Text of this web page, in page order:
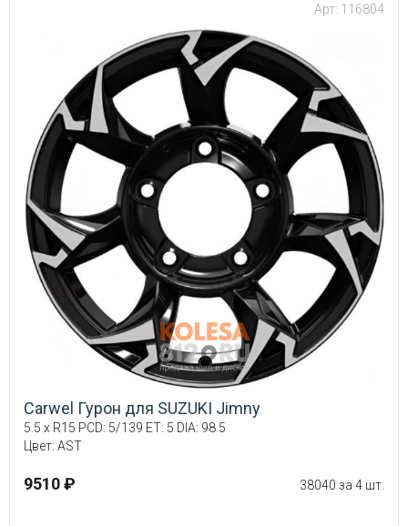
Арт: 116804
Carwel Гурон для SUZUKI Jimny
5.5 x R15 PCD: 5/139 ET: 5 DIA: 98.5
Цвет: AST
9510 ₽ 38040 за 4 шт.